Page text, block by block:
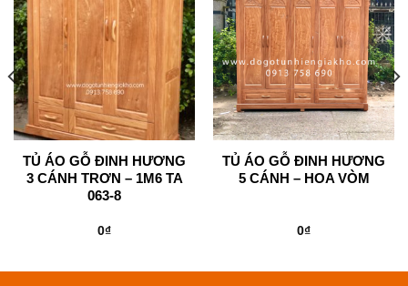
TỦ ÁO GỖ ĐINH HƯƠNG
3 CÁNH TRƠN – 1M6 TA
063-8
0₫
TỦ ÁO GỖ ĐINH HƯƠNG
5 CÁNH – HOA VÒM
0₫